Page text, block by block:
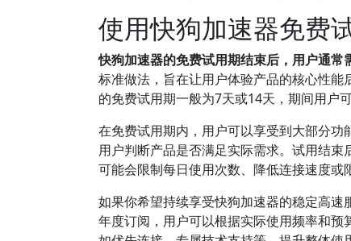
使用快狗加速器免费
快狗加速器的免费试用期结束后，用户通常
标准做法，旨在让用户体验产品的核心性
的免费试用期一般为7天或14天，期间用户
在免费试用期内，用户可以享受到大部分
用户判断产品是否满足实际需求。试用结束
可能会限制每日使用次数、降低连接速度或
如果你希望持续享受快狗加速器的稳定高
年度订阅，用户可以根据实际使用频率和预